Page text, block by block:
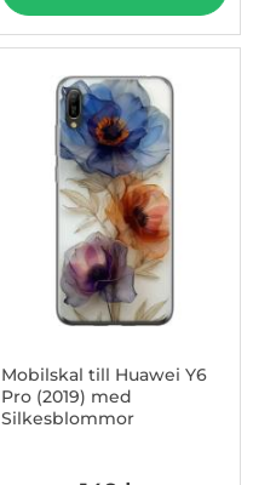
Mobilskal till Huawei Y6
Pro (2019) med
Silkesblommor